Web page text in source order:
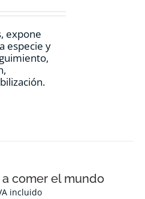
expone
especie y
a comer el mundo
incluido